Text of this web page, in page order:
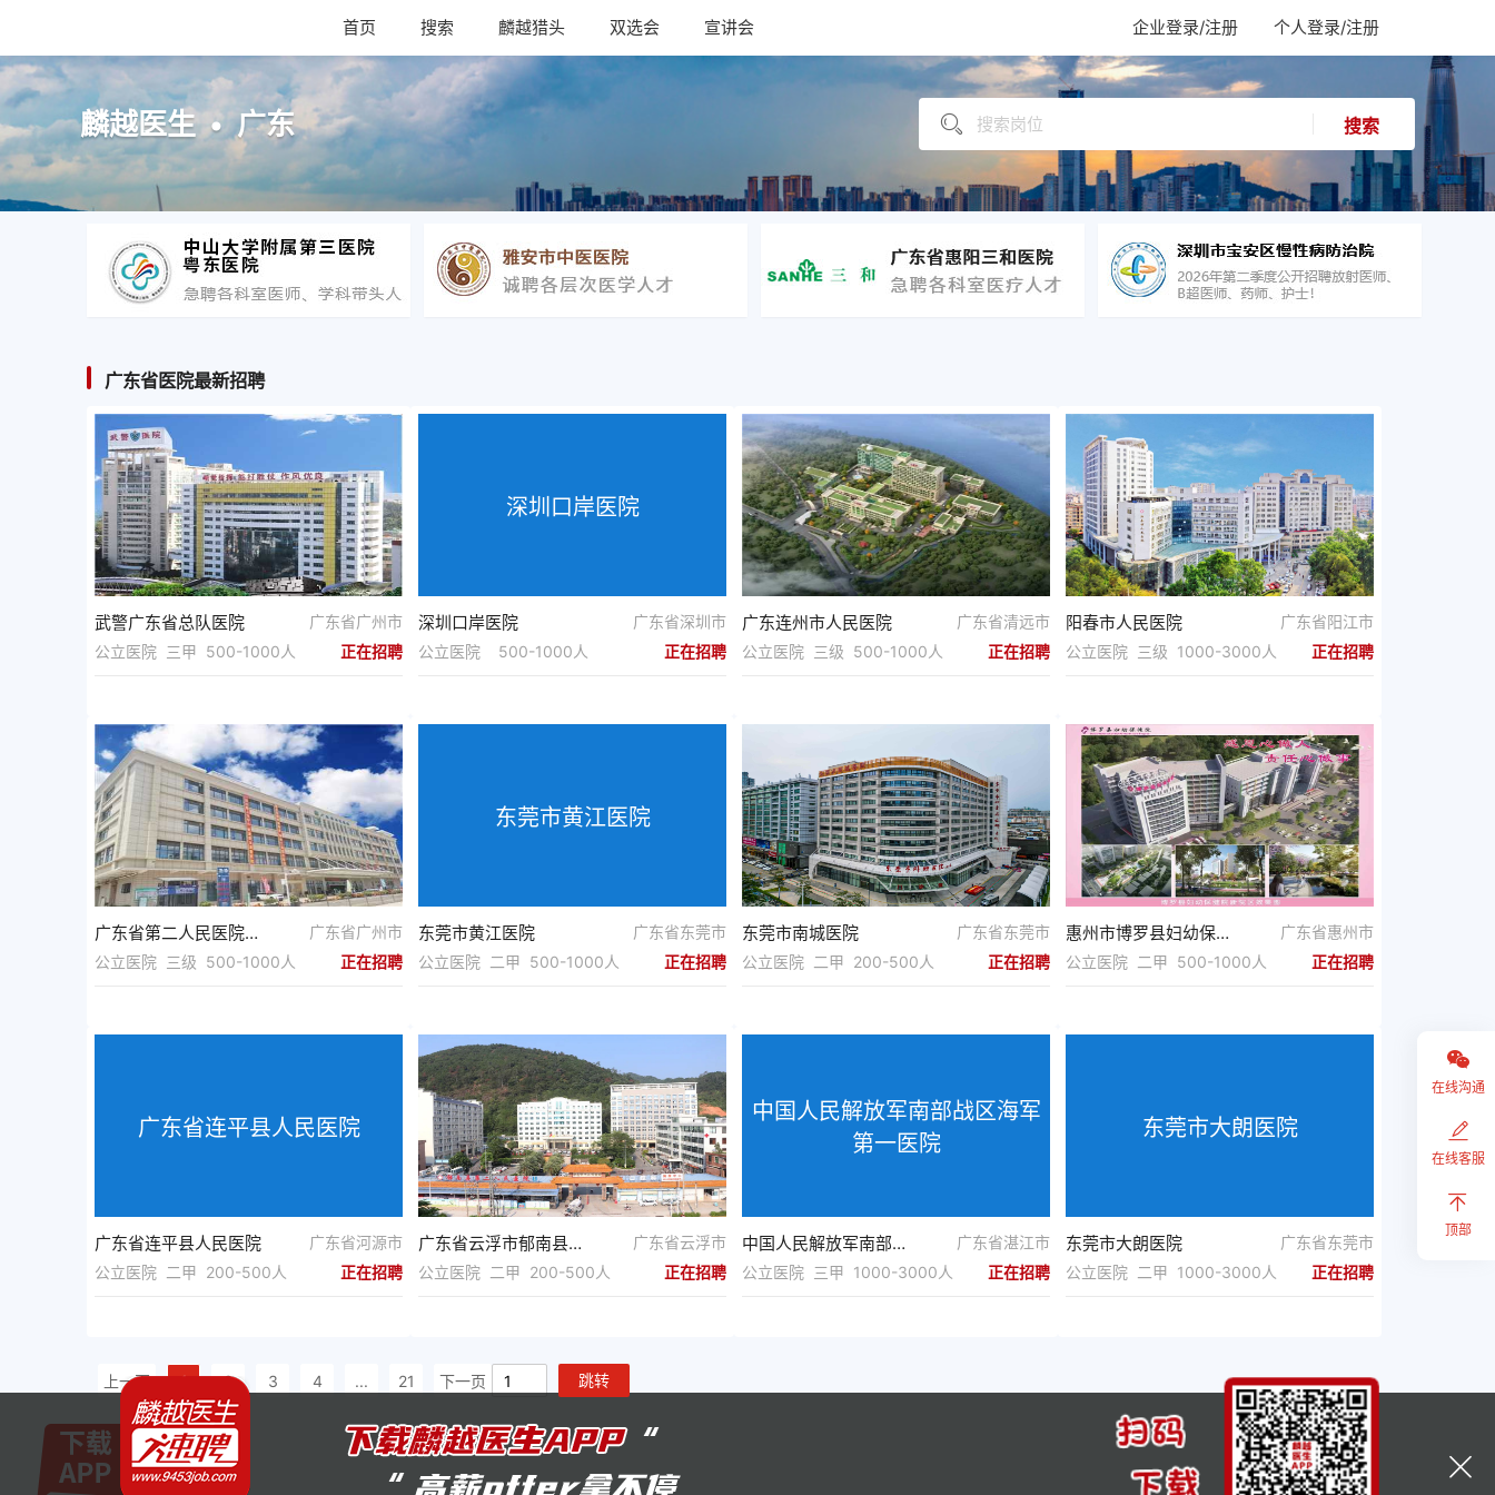
首页 搜索 麟越猎头 双选会 宣讲会 企业登录/注册 个人登录/注册
麟越医生 • 广东 搜索
广东省医院最新招聘
武警广东省总队医院
广东省广州市
公立医院 三甲 500-1000人
正在招聘
深圳口岸医院
深圳口岸医院
广东省深圳市
公立医院 500-1000人
正在招聘
广东连州市人民医院
广东省清远市
公立医院 三级 500-1000人
正在招聘
阳春市人民医院
广东省阳江市
公立医院 三级 1000-3000人
正在招聘
广东省第二人民医院增城医院（广东省水电医院）
广东省广州市
公立医院 三级 500-1000人
正在招聘
东莞市黄江医院
东莞市黄江医院
广东省东莞市
公立医院 二甲 500-1000人
正在招聘
东莞市南城医院
广东省东莞市
公立医院 二甲 200-500人
正在招聘
惠州市博罗县妇幼保健院
广东省惠州市
公立医院 二甲 500-1000人
正在招聘
广东省连平县人民医院
广东省连平县人民医院
广东省河源市
公立医院 二甲 200-500人
正在招聘
广东省云浮市郁南县第二人民医院
广东省云浮市
公立医院 二甲 200-500人
正在招聘
中国人民解放军南部战区海军
第一医院
中国人民解放军南部战区海军第一医院
广东省湛江市
公立医院 三甲 1000-3000人
正在招聘
东莞市大朗医院
东莞市大朗医院
广东省东莞市
公立医院 二甲 1000-3000人
正在招聘
上一页 1 2 3 4 ... 21 下一页 跳转
在线沟通
在线客服
顶部